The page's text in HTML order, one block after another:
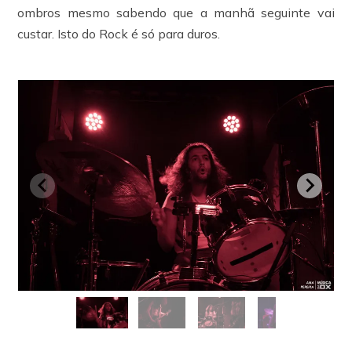
ombros mesmo sabendo que a manhã seguinte vai
custar. Isto do Rock é só para duros.